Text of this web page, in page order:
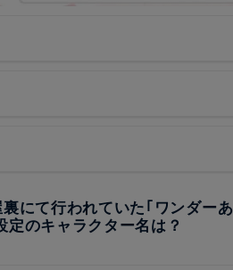
にて行われていた｢ワンダー
のキャラクター名は？